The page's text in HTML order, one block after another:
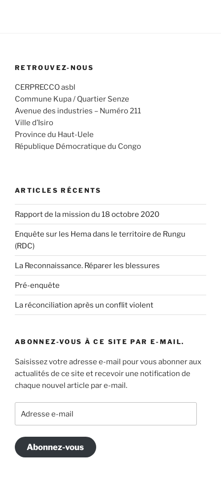
RETROUVEZ-NOUS
CERPRECCO asbl
Commune Kupa / Quartier Senze
Avenue des industries – Numéro 211
Ville d’Isiro
Province du Haut-Uele
République Démocratique du Congo
ARTICLES RÉCENTS
Rapport de la mission du 18 octobre 2020
Enquête sur les Hema dans le territoire de Rungu
(RDC)
La Reconnaissance. Réparer les blessures
Pré-enquête
La réconciliation après un conflit violent
ABONNEZ-VOUS À CE SITE PAR E-MAIL.
Saisissez votre adresse e-mail pour vous abonner aux
actualités de ce site et recevoir une notification de
chaque nouvel article par e-mail.
Abonnez-vous